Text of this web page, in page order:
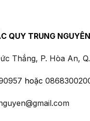
QUY TRUNG
Thắng, P. Hòa An,
hoặc